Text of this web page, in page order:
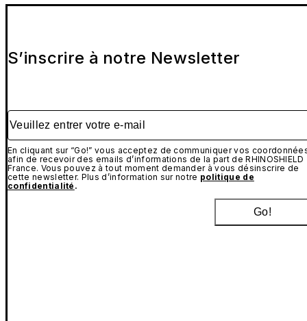
S’inscrire à notre Newsletter
Veuillez entrer votre e-mail
En cliquant sur “Go!” vous acceptez de communiquer vos
afin de recevoir des emails d’informations de la part de RHINOSHIELD
France. Vous pouvez à tout moment demander à vous désinscrire de
cette newsletter. Plus d’information sur notre politique de
confidentialité .
Go!